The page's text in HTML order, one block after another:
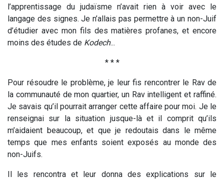
l’apprentissage du judaïsme n’avait rien à voir avec le
langage des signes. Je n’allais pas permettre à un non-Juif
d’étudier avec mon fils des matières profanes, et encore
moins des études de Kodech...
* * *
Pour résoudre le problème, je leur fis rencontrer le Rav de
la communauté de mon quartier, un Rav intelligent et raffiné.
Je savais qu’il pourrait arranger cette affaire pour moi. Je le
renseignai sur la situation jusque-là et il comprit qu’ils
m’aidaient beaucoup, et que je redoutais dans le même
temps que mes enfants soient exposés au monde des
non-Juifs.
Il les rencontra et leur donna des explications sur le